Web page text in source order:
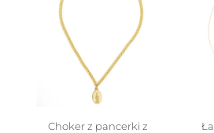
Choker z pancerki z